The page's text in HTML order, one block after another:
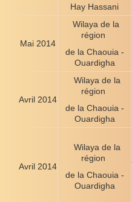
Hay Hassani
Mai 2014
Wilaya de la
région
de la Chaouia -
Ouardigha
Avril 2014
Wilaya de la
région
de la Chaouia -
Ouardigha
Avril 2014
Wilaya de la
région
de la Chaouia -
Ouardigha